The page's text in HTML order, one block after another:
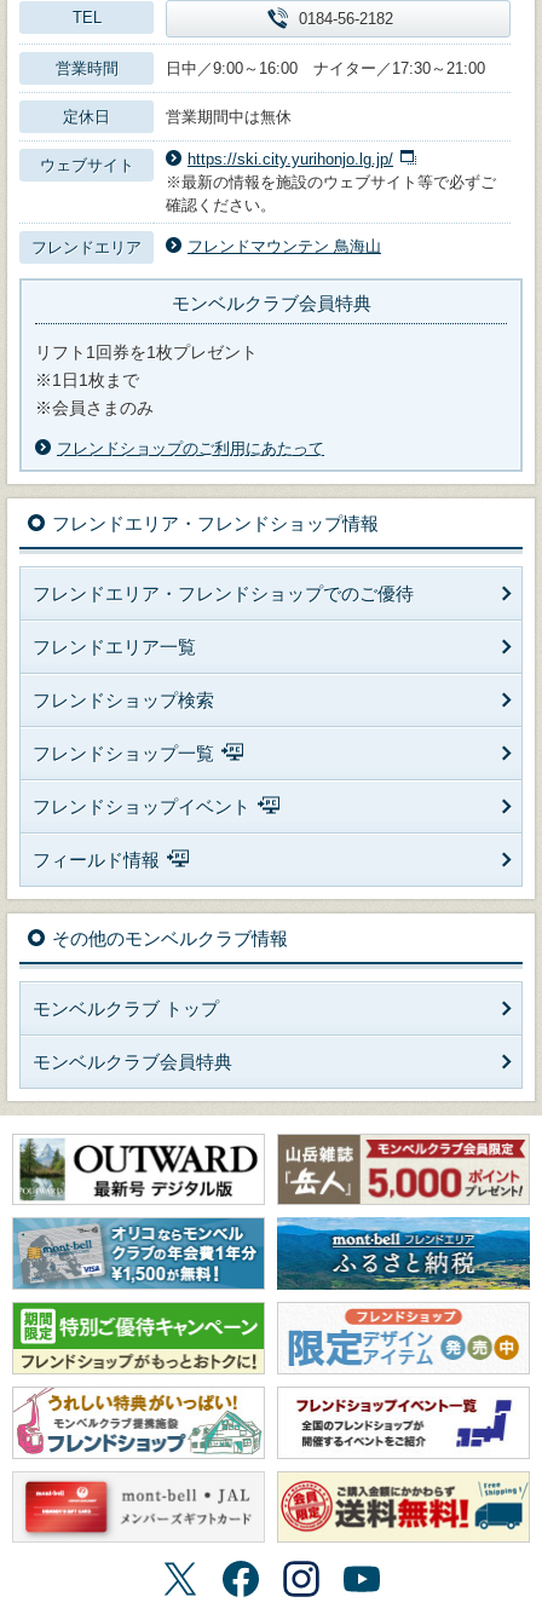
TEL 0184-56-2182
営業時間 日中／9:00～16:00 ナイター／17:30～21:00
定休日 営業期間中は無休
ウェブサイト
https://ski.city.yurihonjo.lg.jp/
※最新の情報を施設のウェブサイト等で必ずご
確認ください。
フレンドエリア フレンドマウンテン 鳥海山
モンベルクラブ会員特典
リフト1回券を1枚プレゼント
※1日1枚まで
※会員さまのみ
フレンドショップのご利用にあたって
フレンドエリア・フレンドショップ情報
フレンドエリア・フレンドショップでのご優待
フレンドエリア一覧
フレンドショップ検索
フレンドショップ一覧
フレンドショップイベント
フィールド情報
その他のモンベルクラブ情報
モンベルクラブ トップ
モンベルクラブ会員特典